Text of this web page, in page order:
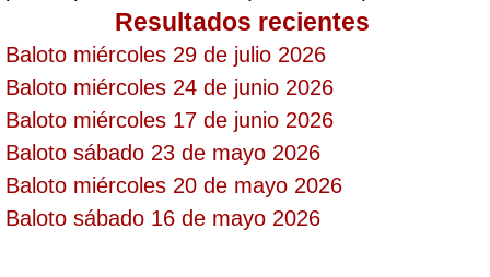
Motilon Tarde
Motilon Noche
Paisita Día
Paisita Noche
Resultados recientes
Baloto miércoles 29 de julio 2026
Baloto miércoles 24 de junio 2026
Baloto miércoles 17 de junio 2026
Baloto sábado 23 de mayo 2026
Baloto miércoles 20 de mayo 2026
Baloto sábado 16 de mayo 2026